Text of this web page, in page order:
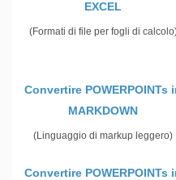
EXCEL
(Formati di file per fogli di
Convertire POWERPOINTs
MARKDOWN
(Linguaggio di markup leggero)
Convertire POWERPOINTs